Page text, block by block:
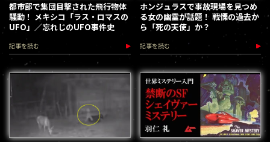
都市部で集団目撃された飛行物体
騒動！ メキシコ「ラス・ロマスの
UFO」／忘れじのUFO事件史
記事を読む
ホンジュラスで事故現場を見つめ
る女の幽霊が話題！ 戦慄の過去か
ら「死の天使」か？
記事を読む